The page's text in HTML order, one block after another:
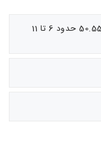
توضیحات: جنس دورس لاکرا سایز 50.55.60 حدود 6 تا 11